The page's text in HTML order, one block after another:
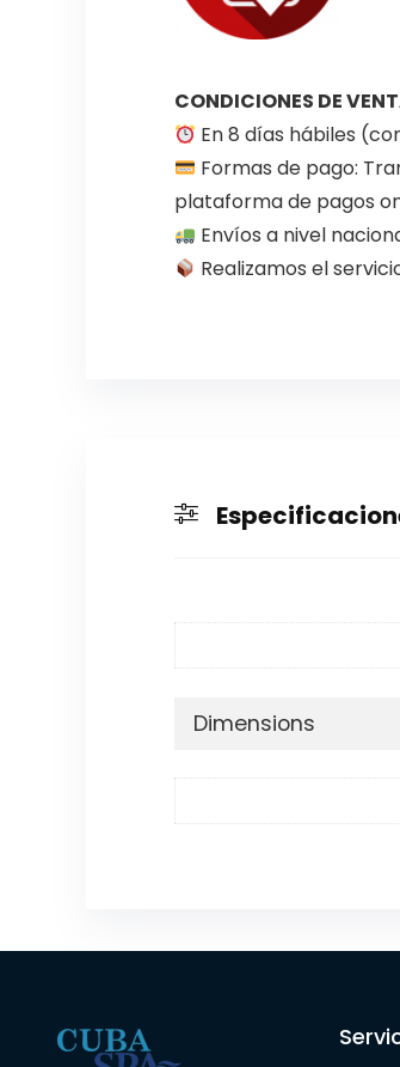
CONDICIONES DE
En 8 días hábiles
Formas de pago:
plataforma de pagos
Envíos a nivel
Realizamos el
Dimensions